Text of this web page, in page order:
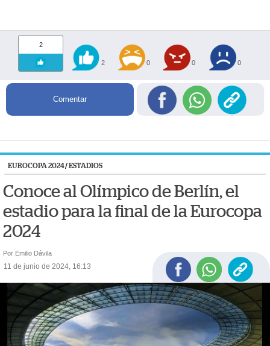
2
2 0 0 0
Comentar
EUROCOPA 2024/ESTADIOS
Conoce al Olímpico de Berlín, el
estadio para la final de la Eurocopa
2024
Por Emilio Dávila
11 de junio de 2024, 16:13